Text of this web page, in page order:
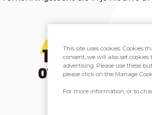
This site uses cookies. Cookies
consent, we will also set
advertising. Please use these
please click on the Manage
For more information, or to